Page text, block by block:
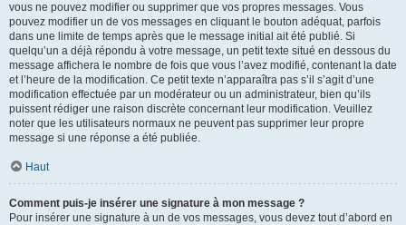
vous ne pouvez modifier ou supprimer que vos propres messages. Vous
pouvez modifier un de vos messages en cliquant le bouton adéquat, parfois
dans une limite de temps après que le message initial ait été publié. Si
quelqu’un a déjà répondu à votre message, un petit texte situé en dessous du
message affichera le nombre de fois que vous l’avez modifié, contenant la date
et l’heure de la modification. Ce petit texte n’apparaîtra pas s’il s’agit d’une
modification effectuée par un modérateur ou un administrateur, bien qu’ils
puissent rédiger une raison discrète concernant leur modification. Veuillez
noter que les utilisateurs normaux ne peuvent pas supprimer leur propre
message si une réponse a été publiée.
Haut
Comment puis-je insérer une signature à mon message ?
Pour insérer une signature à un de vos messages, vous devez tout d’abord en